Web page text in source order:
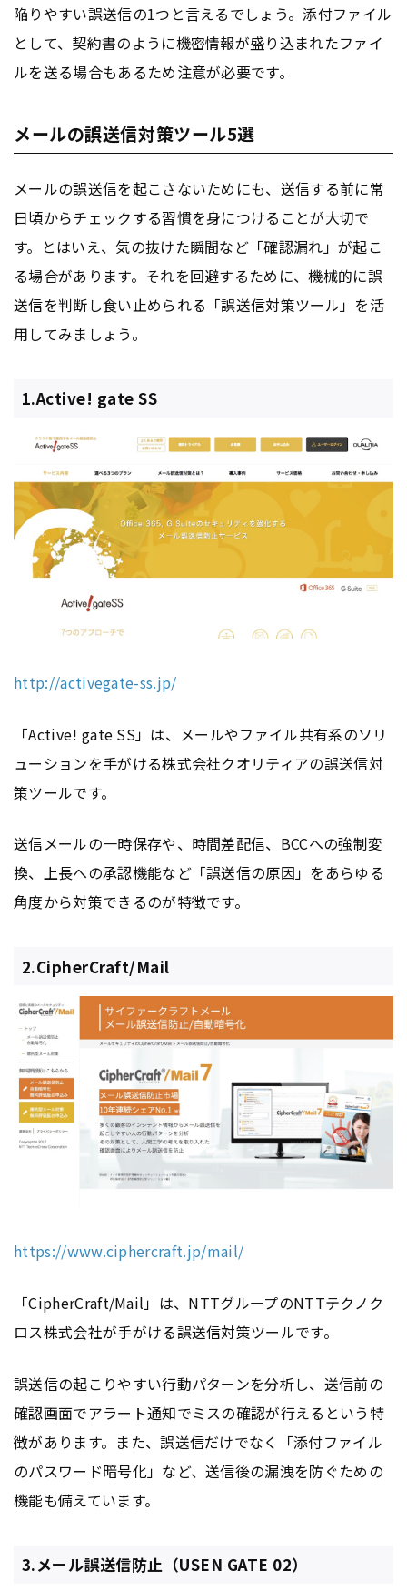
陥りやすい誤送信の1つと言えるでしょう。添付ファイル
として、契約書のように機密情報が盛り込まれたファイ
ルを送る場合もあるため注意が必要です。
メールの誤送信対策ツール5選
メールの誤送信を起こさないためにも、送信する前に常
日頃からチェックする習慣を身につけることが大切で
す。とはいえ、気の抜けた瞬間など「確認漏れ」が起こ
る場合があります。それを回避するために、機械的に誤
送信を判断し食い止められる「誤送信対策ツール」を活
用してみましょう。
1.Active! gate SS
http://activegate-ss.jp/
「Active! gate SS」は、メールやファイル共有系のソリ
ューションを手がける株式会社クオリティアの誤送信対
策ツールです。
送信メールの一時保存や、時間差配信、BCCへの強制変
換、上長への承認機能など「誤送信の原因」をあらゆる
角度から対策できるのが特徴です。
2.CipherCraft/Mail
https://www.ciphercraft.jp/mail/
「CipherCraft/Mail」は、NTTグループのNTTテクノク
ロス株式会社が手がける誤送信対策ツールです。
誤送信の起こりやすい行動パターンを分析し、送信前の
確認画面でアラート通知でミスの確認が行えるという特
徴があります。また、誤送信だけでなく「添付ファイル
のパスワード暗号化」など、送信後の漏洩を防ぐための
機能も備えています。
3.メール誤送信防止（USEN GATE 02）